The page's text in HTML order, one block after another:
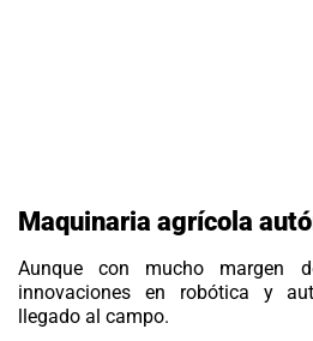
Maquinaria agrícola
Aunque con mucho margen
innovaciones en robótica y
llegado al campo.